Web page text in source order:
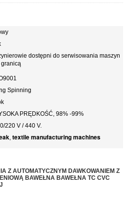
dostępni do serwisowania maszyn
granicą
Spinning
PRĘDKOŚĆ, 98% -99%
220 V / 440 V.
, textile manufacturing machines
Z AUTOMATYCZNYM DAWKOWANIEM Z
BAWEŁNA BAWEŁNA TC CVC